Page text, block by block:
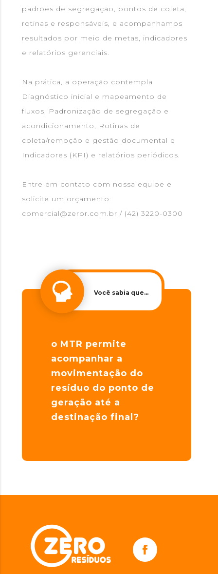
padrões de segregação, pontos de coleta,
rotinas e responsáveis, e acompanhamos
resultados por meio de metas, indicadores
e relatórios gerenciais.
Na prática, a operação contempla
Diagnóstico inicial e mapeamento de
fluxos, Padronização de segregação e
acondicionamento, Rotinas de
coleta/remoção e gestão documental e
Indicadores (KPI) e relatórios periódicos.
Entre em contato com nossa equipe e
solicite um orçamento:
comercial@zeror.com.br / (42) 3220-0300
Você sabia que…
o MTR permite
acompanhar a
movimentação do
resíduo do ponto de
geração até a
destinação final?